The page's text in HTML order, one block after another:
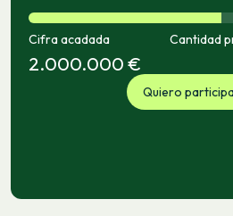
Cifra acadada
2.000.000 €
Cantidad
Quiero